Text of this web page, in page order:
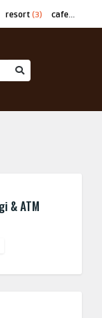
resort (3) cafe(2)
& ATM